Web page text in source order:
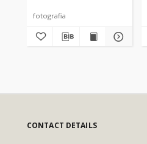
fotografia
CONTACT DETAILS